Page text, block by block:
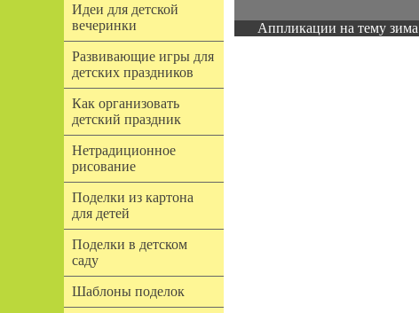
Идеи для детской
вечеринки
Развивающие игры для
детских праздников
Как организовать
детский праздник
Нетрадиционное
рисование
Поделки из картона
для детей
Поделки в детском
саду
Шаблоны поделок
Аппликации на тему зима